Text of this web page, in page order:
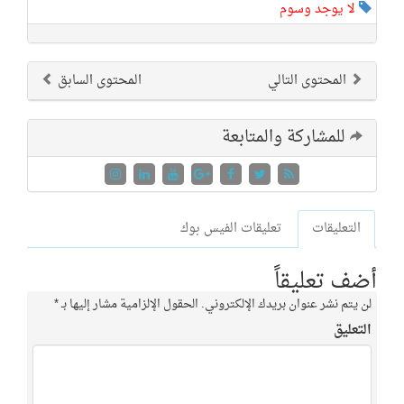
وسوم
المحتوى السابق التالي
والمتابعة
تعليقات الفيس بوك
عنوان بريدك الإلكتروني.الحقول الإلزامية مشار إليها بـ*